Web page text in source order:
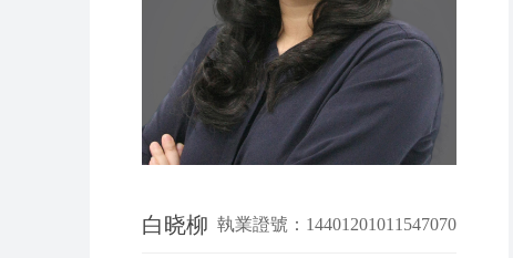
白晓柳 執業證號：14401201011547070